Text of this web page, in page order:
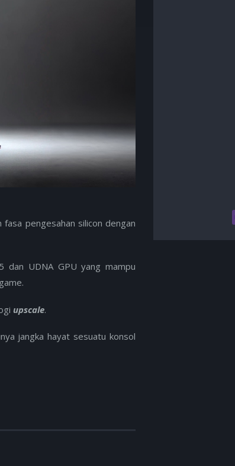
fasa pengesahan silicon dengan
dan UDNA GPU yang mampu
upscale.
jangka hayat sesuatu konsol